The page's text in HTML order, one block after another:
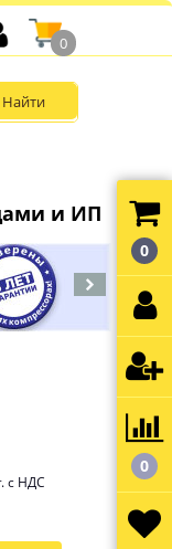
и ИП
0
с НДС
0
0